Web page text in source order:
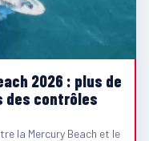
2026 : plus de
des contrôles
la Mercury Beach et le